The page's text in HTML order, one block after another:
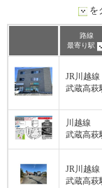
を
路線
最寄り駅
JR川越線
武蔵高萩
川越線
武蔵高萩
JR川越線
武蔵高萩